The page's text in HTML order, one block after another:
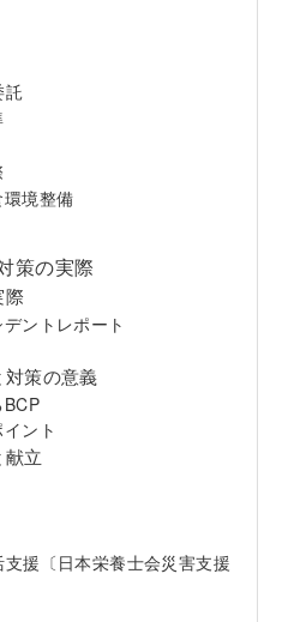
託
境整備
策の実際
際
ントレポート
策の意義
ント
立
援〔日本栄養士会災害支援